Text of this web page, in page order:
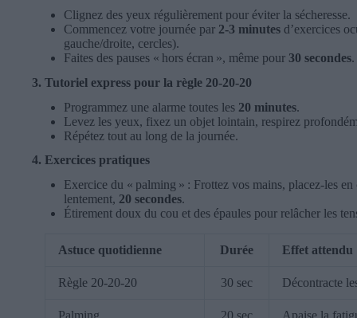
Clignez des yeux régulièrement pour éviter la sécheresse.
Commencez votre journée par 2-3 minutes d’exercices
gauche/droite, cercles).
Faites des pauses « hors écran », même pour 30 secondes.
3. Tutoriel express pour la règle 20-20-20
Programmez une alarme toutes les 20 minutes.
Levez les yeux, fixez un objet lointain, respirez
Répétez tout au long de la journée.
4. Exercices pratiques
Exercice du « palming » : Frottez vos mains, placez-les
lentement, 20 secondes.
Étirement doux du cou et des épaules pour relâcher les
Astuce quotidienne Durée Effet attendu
Règle 20-20-20 30 sec Décontracte